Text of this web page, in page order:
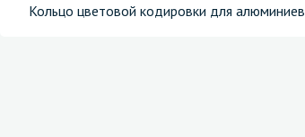
Кольцо цветовой кодировки для